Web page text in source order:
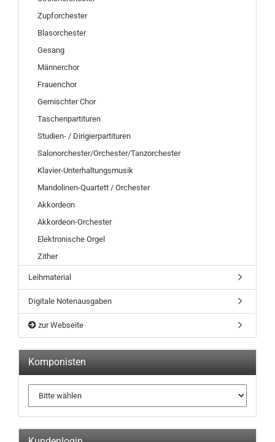
Zupforchester
Blasorchester
Gesang
Männerchor
Frauenchor
Gemischter Chor
Taschenpartituren
Studien- / Dirigierpartituren
Salonorchester/Orchester/Tanzorchester
Klavier-Unterhaltungsmusik
Mandolinen-Quartett / Orchester
Akkordeon
Akkordeon-Orchester
Elektronische Orgel
Zither
Leihmaterial
Digitale Notenausgaben
zur Webseite
Komponisten